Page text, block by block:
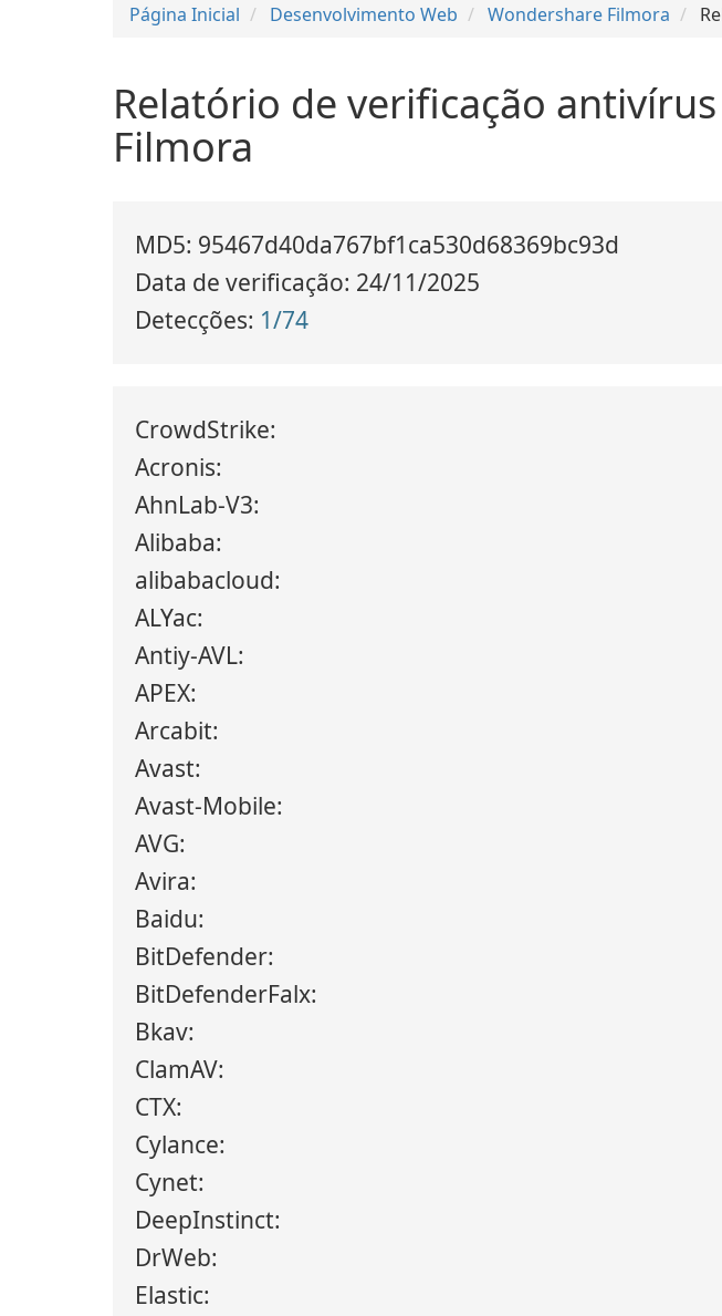
Página Inicial Desenvolvimento Web Wondershare Filmora
Relatório de verificação
Filmora
MD5: 95467d40da767bf1ca530d68369bc93d
Data de verificação: 24/11/2025
Detecções: 1/74
CrowdStrike:
Acronis:
AhnLab-V3:
Alibaba:
alibabacloud:
ALYac:
Antiy-AVL:
APEX:
Arcabit:
Avast:
Avast-Mobile:
AVG:
Avira:
Baidu:
BitDefender:
BitDefenderFalx:
Bkav:
ClamAV:
CTX:
Cylance:
Cynet:
DeepInstinct:
DrWeb:
Elastic: